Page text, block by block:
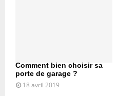
Comment bien choisir sa
porte de garage ?
18 avril 2019